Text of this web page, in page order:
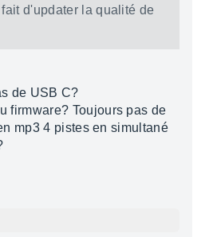
d'updater la qualité de
de USB C?
firmware? Toujours pas de
mp3 4 pistes en simultané